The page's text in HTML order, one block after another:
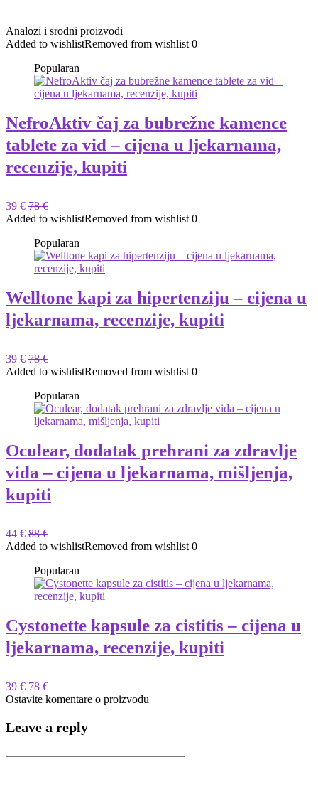
Analozi i srodni proizvodi
Added to wishlistRemoved from wishlist 0
Popularan
NefroAktiv čaj za bubrežne kamence
tablete za vid – cijena u ljekarnama,
recenzije, kupiti
39 € 78 €
Added to wishlistRemoved from wishlist 0
Popularan
Welltone kapi za hipertenziju – cijena u
ljekarnama, recenzije, kupiti
39 € 78 €
Added to wishlistRemoved from wishlist 0
Popularan
Oculear, dodatak prehrani za zdravlje
vida – cijena u ljekarnama, mišljenja,
kupiti
44 € 88 €
Added to wishlistRemoved from wishlist 0
Popularan
Cystonette kapsule za cistitis – cijena u
ljekarnama, recenzije, kupiti
39 € 78 €
Ostavite komentare o proizvodu
Leave a reply